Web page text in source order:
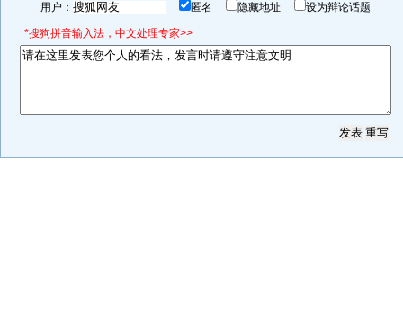
用户： 匿名 隐藏地址 设为辩论话题
*搜狗拼音输入法，中文处理专家>>